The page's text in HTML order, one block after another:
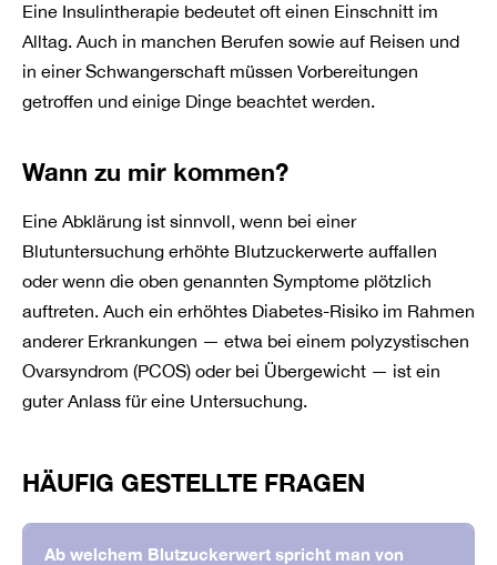
Eine Insulintherapie bedeutet oft einen Einschnitt im
Alltag. Auch in manchen Berufen sowie auf Reisen und
in einer Schwangerschaft müssen Vorbereitungen
getroffen und einige Dinge beachtet werden.
Wann zu mir kommen?
Eine Abklärung ist sinnvoll, wenn bei einer
Blutuntersuchung erhöhte Blutzuckerwerte auffallen
oder wenn die oben genannten Symptome plötzlich
auftreten. Auch ein erhöhtes Diabetes-Risiko im Rahmen
anderer Erkrankungen — etwa bei einem polyzystischen
Ovarsyndrom (PCOS) oder bei Übergewicht — ist ein
guter Anlass für eine Untersuchung.
HÄUFIG GESTELLTE FRAGEN
Ab welchem Blutzuckerwert spricht man von